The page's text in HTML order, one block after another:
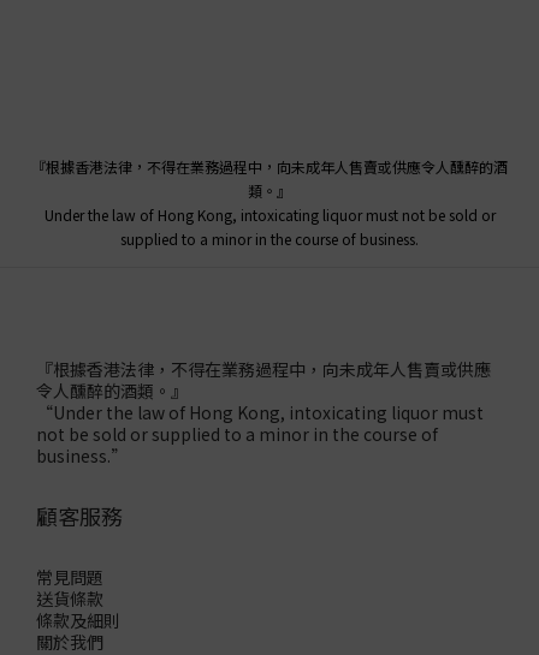
『根據香港法律，不得在業務過程中，向未成年人售賣或供應令人醺醉的酒
類。』
Under the law of Hong Kong, intoxicating liquor must not be sold or
supplied to a minor in the course of business.
『根據香港法律，不得在業務過程中，向未成年人售賣或供應
令人醺醉的酒類。』
“Under the law of Hong Kong, intoxicating liquor must
not be sold or supplied to a minor in the course of
business.”
顧客服務
常見問題
送貨條款
條款及細則
關於我們